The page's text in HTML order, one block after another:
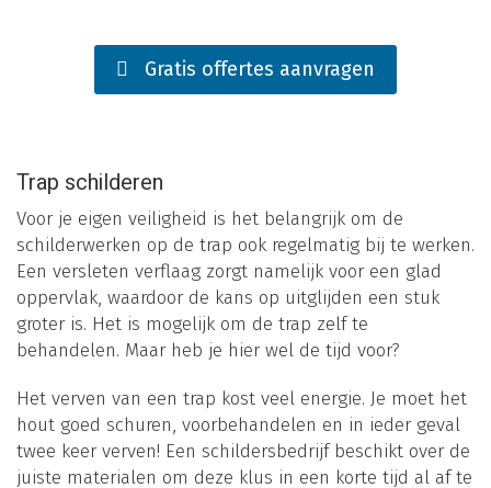
Gratis offertes aanvragen
Trap schilderen
Voor je eigen veiligheid is het belangrijk om de
schilderwerken op de trap ook regelmatig bij te werken.
Een versleten verflaag zorgt namelijk voor een glad
oppervlak, waardoor de kans op uitglijden een stuk
groter is. Het is mogelijk om de trap zelf te
behandelen. Maar heb je hier wel de tijd voor?
Het verven van een trap kost veel energie. Je moet het
hout goed schuren, voorbehandelen en in ieder geval
twee keer verven! Een schildersbedrijf beschikt over de
juiste materialen om deze klus in een korte tijd al af te